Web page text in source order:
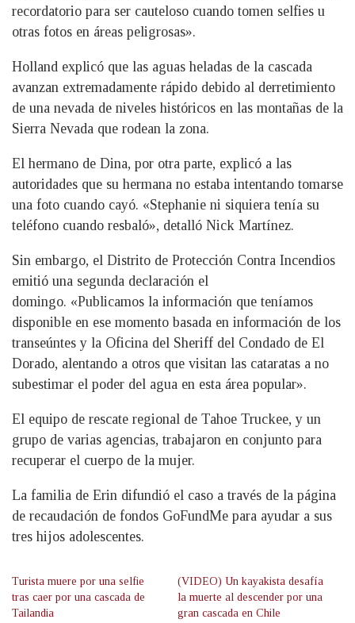
recordatorio para ser cauteloso cuando tomen selfies u
otras fotos en áreas peligrosas».
Holland explicó que las aguas heladas de la cascada
avanzan extremadamente rápido debido al derretimiento
de una nevada de niveles históricos en las montañas de la
Sierra Nevada que rodean la zona.
El hermano de Dina, por otra parte, explicó a las
autoridades que su hermana no estaba intentando tomarse
una foto cuando cayó. «Stephanie ni siquiera tenía su
teléfono cuando resbaló», detalló Nick Martínez.
Sin embargo, el Distrito de Protección Contra Incendios
emitió una segunda declaración el
domingo. «Publicamos la información que teníamos
disponible en ese momento basada en información de los
transeúntes y la Oficina del Sheriff del Condado de El
Dorado, alentando a otros que visitan las cataratas a no
subestimar el poder del agua en esta área popular».
El equipo de rescate regional de Tahoe Truckee, y un
grupo de varias agencias, trabajaron en conjunto para
recuperar el cuerpo de la mujer.
La familia de Erin difundió el caso a través de la página
de recaudación de fondos GoFundMe para ayudar a sus
tres hijos adolescentes.
Turista muere por una selfie
tras caer por una cascada de
Tailandia
(VIDEO) Un kayakista desafía
la muerte al descender por una
gran cascada en Chile